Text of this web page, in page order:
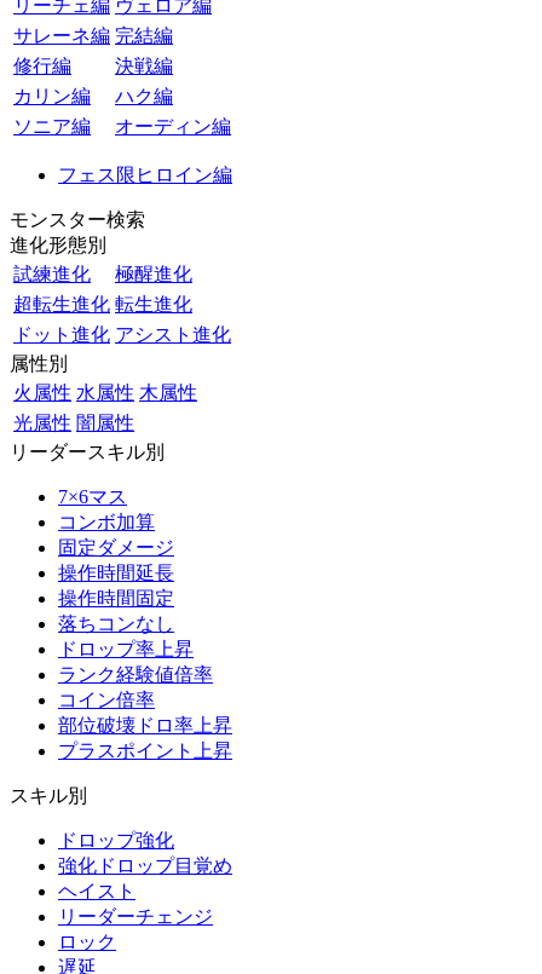
リーチェ編 ヴェロア編
サレーネ編 完結編
修行編
決戦編
カリン編
ハク編
ソニア編
オーディン編
フェス限ヒロイン編
モンスター検索
進化形態別
試練進化
極醒進化
超転生進化 転生進化
ドット進化 アシスト進化
属性別
火属性 水属性 木属性
光属性 闇属性
リーダースキル別
7×6マス
コンボ加算
固定ダメージ
操作時間延長
操作時間固定
落ちコンなし
ドロップ率上昇
ランク経験値倍率
コイン倍率
部位破壊ドロ率上昇
プラスポイント上昇
スキル別
ドロップ強化
強化ドロップ目覚め
ヘイスト
リーダーチェンジ
ロック
遅延